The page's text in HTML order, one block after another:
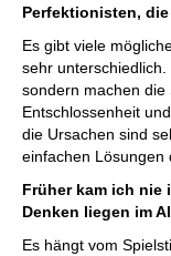
Perfektionisten,
Es gibt viele
sehr unterschiedlich.
sondern machen die
Entschlossenheit
die Ursachen sind
einfachen Lösungen
Früher kam ich nie
Denken liegen im
Es hängt vom